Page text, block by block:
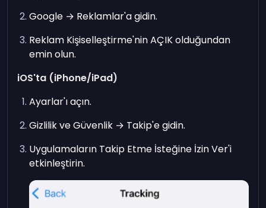
Google → Reklamlar'a gidin.
Reklam Kişiselleştirme'nin AÇIK olduğundan
emin olun.
iOS'ta (iPhone/iPad)
Ayarlar'ı açın.
Gizlilik ve Güvenlik → Takip'e gidin.
Uygulamaların Takip Etme İsteğine İzin Ver'i
etkinleştirin.